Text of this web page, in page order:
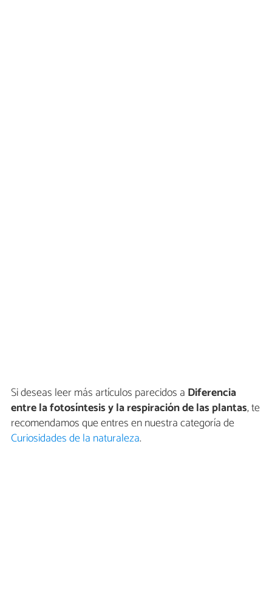
Si deseas leer más artículos parecidos a Diferencia
entre la fotosíntesis y la respiración de las plantas, te
recomendamos que entres en nuestra categoría de
Curiosidades de la naturaleza.